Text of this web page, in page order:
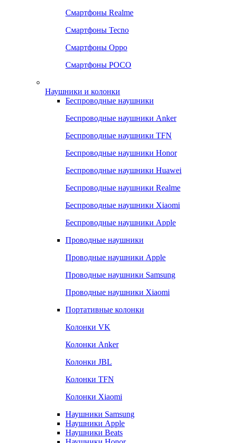
Смартфоны Realme
Смартфоны Tecno
Смартфоны Oppo
Смартфоны POCO
Наушники и колонки
Беспроводные наушники
Беспроводные наушники Anker
Беспроводные наушники TFN
Беспроводные наушники Honor
Беспроводные наушники Huawei
Беспроводные наушники Realme
Беспроводные наушники Xiaomi
Беспроводные наушники Apple
Проводные наушники
Проводные наушники Apple
Проводные наушники Samsung
Проводные наушники Xiaomi
Портативные колонки
Колонки VK
Колонки Anker
Колонки JBL
Колонки TFN
Колонки Xiaomi
Наушники Samsung
Наушники Apple
Наушники Beats